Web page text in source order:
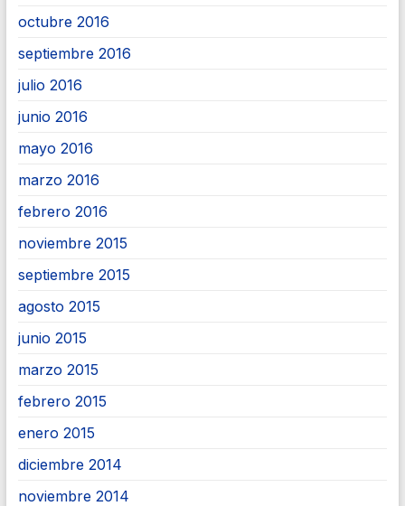
octubre 2016
septiembre 2016
julio 2016
junio 2016
mayo 2016
marzo 2016
febrero 2016
noviembre 2015
septiembre 2015
agosto 2015
junio 2015
marzo 2015
febrero 2015
enero 2015
diciembre 2014
noviembre 2014